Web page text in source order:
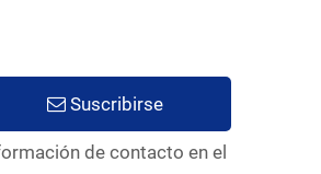
Suscribirse
de contacto en el